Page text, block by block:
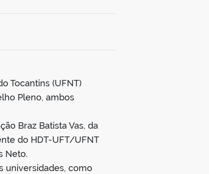
Tocantins (UFNT)
Pleno, ambos
Braz Batista Vas, da
do HDT-UFT/UFNT
Neto.
universidades, como